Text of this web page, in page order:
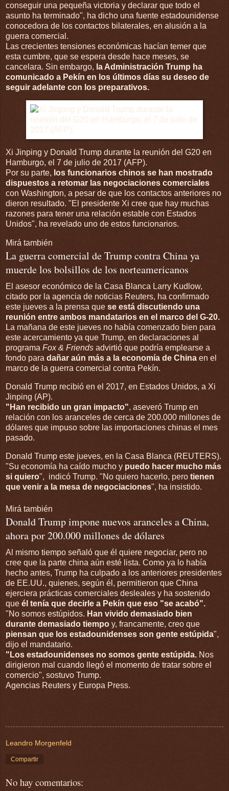
conseguir una pequeña victoria y declarar que todo el
asunto ha terminado", ha dicho una fuente estadounidense
conocedora de los contactos bilaterales, en alusión a la
guerra comercial.
Las crecientes tensiones económicas hacían temer que
esta cumbre, que se espera desde hace meses, se
cancelara. Sin embargo, la Administración Trump ha
comunicado a Pekín en los últimos días su deseo de
seguir adelante con los preparativos.
Xi Jinping y Donald Trump durante la reunión del G20 en
Hamburgo, el 7 de julio de 2017 (AFP).
Por su parte, los funcionarios chinos se han mostrado
dispuestos a retomar las negociaciones comerciales
con Washington, a pesar de que los contactos anteriores no
dieron resultado. "El presidente Xi cree que hay muchas
razones para tener una relación estable con Estados
Unidos", ha revelado uno de estos funcionarios.
Mirá también
La guerra comercial de Trump contra China ya
muerde los bolsillos de los norteamericanos
El asesor económico de la Casa Blanca Larry Kudlow,
citado por la agencia de noticias Reuters, ha confirmado
este jueves a la prensa que se está discutiendo una
reunión entre ambos mandatarios en el marco del G-20.
La mañana de este jueves no había comenzado bien para
este acercamiento ya que Trump, en declaraciones al
programa Fox & Friends advirtió que podría emplearse a
fondo para dañar aún más a la economía de China en el
marco de la guerra comercial contra Pekín.
Donald Trump recibió en el 2017, en Estados Unidos, a Xi
Jinping (AP).
"Han recibido un gran impacto", aseveró Trump en
relación con los aranceles de cerca de 200.000 millones de
dólares que impuso sobre las importaciones chinas el mes
pasado.
Donald Trump este jueves, en la Casa Blanca (REUTERS).
"Su economía ha caído mucho y puedo hacer mucho más
si quiero", indicó Trump. "No quiero hacerlo, pero tienen
que venir a la mesa de negociaciones", ha insistido.
Mirá también
Donald Trump impone nuevos aranceles a China,
ahora por 200.000 millones de dólares
Al mismo tiempo señaló que él quiere negociar, pero no
cree que la parte china aún esté lista. Como ya lo había
hecho antes, Trump ha culpado a los anteriores presidentes
de EE.UU., quienes, según él, permitieron que China
ejerciera prácticas comerciales desleales y ha sostenido
que él tenía que decirle a Pekín que eso "se acabó".
"No somos estúpidos. Han vivido demasiado bien
durante demasiado tiempo y, francamente, creo que
piensan que los estadounidenses son gente estúpida",
dijo el mandatario.
"Los estadounidenses no somos gente estúpida. Nos
dirigieron mal cuando llegó el momento de tratar sobre el
comercio", sostuvo Trump.
Agencias Reuters y Europa Press.
Leandro Morgenfeld
Compartir
No hay comentarios: